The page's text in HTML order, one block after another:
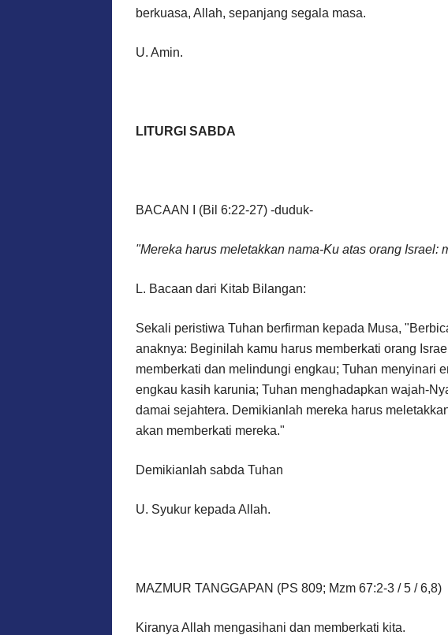
berkuasa, Allah, sepanjang segala masa.
U. Amin.
LITURGI SABDA
BACAAN I (Bil 6:22-27) -duduk-
"Mereka harus meletakkan nama-Ku atas orang Israel:
L. Bacaan dari Kitab Bilangan:
Sekali peristiwa Tuhan berfirman kepada Musa,
anaknya: Beginilah kamu harus memberkati orang
memberkati dan melindungi engkau; Tuhan menyinari
engkau kasih karunia; Tuhan menghadapkan wajah-
damai sejahtera. Demikianlah mereka harus
akan memberkati mereka."
Demikianlah sabda Tuhan
U. Syukur kepada Allah.
MAZMUR TANGGAPAN (PS 809; Mzm 67:2-3 / 5 / 6,8)
Kiranya Allah mengasihani dan memberkati kita.